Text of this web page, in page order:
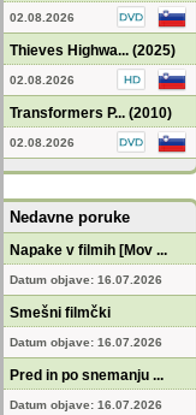
02.08.2026
Thieves Highwa... (2025)
02.08.2026
Transformers P... (2010)
02.08.2026
Nedavne poruke
Napake v filmih [Mov ...
Datum objave: 16.07.2026
Smešni filmčki
Datum objave: 16.07.2026
Pred in po snemanju ...
Datum objave: 16.07.2026